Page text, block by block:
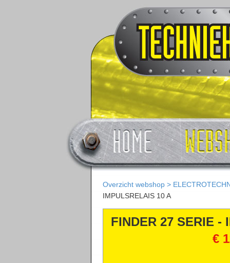
Overzicht webshop >
IMPULSRELAIS 10 A
FINDER 27 SERIE -
€